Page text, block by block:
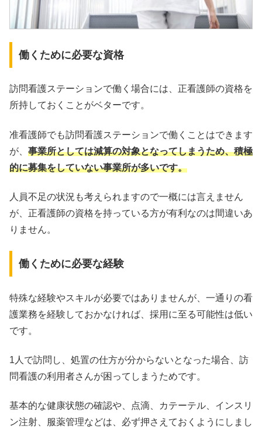
働くために必要な資格
訪問看護ステーションで働く場合には、正看護師の資格を
所持しておくことがベターです。
准看護師でも訪問看護ステーションで働くことはできます
が、 事業所としては減算の対象となってしまうため、積極
的に募集をしていない事業所が多いです。
人員不足の状況も考えられますので一概には言えません
が、正看護師の資格を持っている方が有利なのは間違いあ
りません。
働くために必要な経験
特殊な経験やスキルが必要ではありませんが、一通りの看
護業務を経験しておかなければ、採用に至る可能性は低い
です。
1人で訪問し、処置の仕方が分からないとなった場合、訪
問看護の利用者さんが困ってしまうためです。
基本的な健康状態の確認や、点滴、カテーテル、インスリ
ン注射、服薬管理などは、必ず押さえておくようにしまし